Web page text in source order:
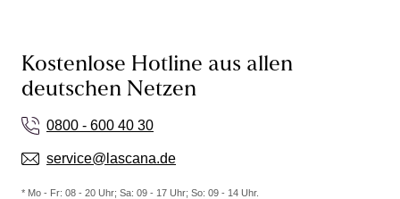
Kostenlose Hotline aus allen
deutschen Netzen
0800 - 600 40 30
service@lascana.de
* Mo - Fr: 08 - 20 Uhr; Sa: 09 - 17 Uhr; So: 09 - 14 Uhr.